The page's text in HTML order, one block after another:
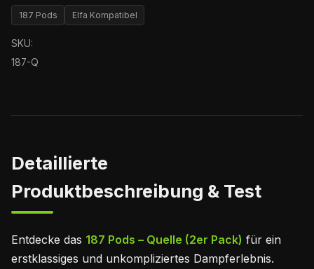
187 Pods Elfa Kompatibel
SKU:
187-Q
Detaillierte
Produktbeschreibung & Test
Entdecke das 187 Pods – Quelle (2er Pack) für ein
erstklassiges und unkompliziertes Dampferlebnis.